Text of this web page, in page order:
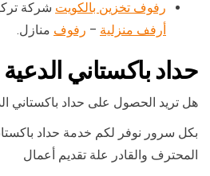
رفوف تخزين بالكويت شركة
أرفف منزلية – رفوف منازل.
حداد باكستاني الدعية
هل تريد الحصول على حداد باكستاني
بكل سرور نوفر لكم خدمة حداد
المحترف والقادر علة تقديم أعمال